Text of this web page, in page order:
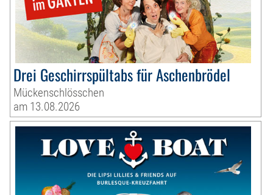
Drei Geschirrspültabs für Aschenbrödel
Mückenschlösschen
am 13.08.2026